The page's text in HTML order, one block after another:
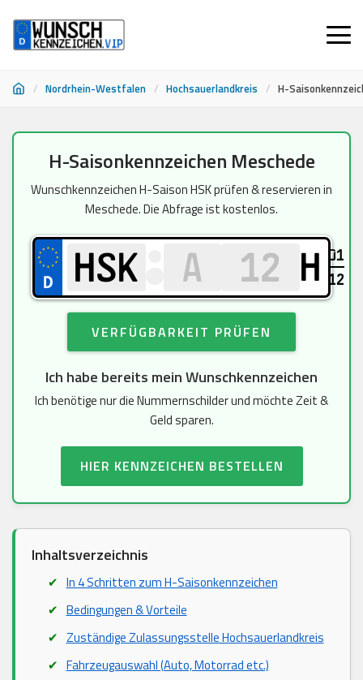
/ Nordrhein-Westfalen / Hochsauerlandkreis / H-
springen
H-Saisonkennzeichen Meschede
Wunschkennzeichen H-Saison HSK prüfen & reservieren in
Meschede. Die Abfrage ist kostenlos.
H
01
12
VERFÜGBARKEIT PRÜFEN
Ich habe bereits mein Wunschkennzeichen
Ich benötige nur die Nummernschilder und möchte Zeit &
Geld sparen.
HIER KENNZEICHEN BESTELLEN
Inhaltsverzeichnis
In 4 Schritten zum H-Saisonkennzeichen
Bedingungen & Vorteile
Zuständige Zulassungsstelle Hochsauerlandkreis
Fahrzeugauswahl (Auto, Motorrad etc.)